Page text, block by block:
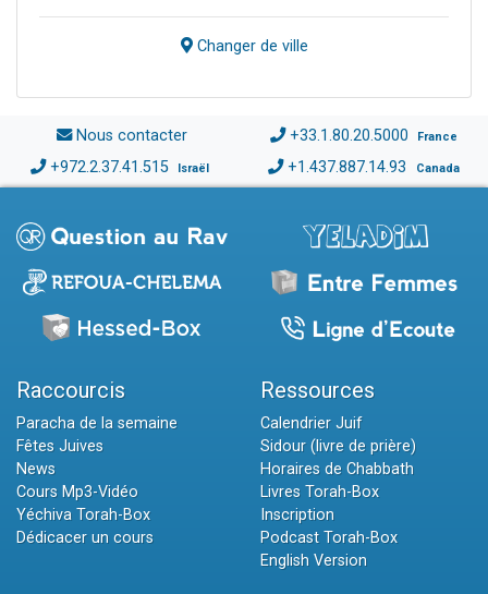
Changer de ville
Nous contacter +33.1.80.20.5000 France
+972.2.37.41.515 Israël +1.437.887.14.93 Canada
Raccourcis
Paracha de la semaine
Fêtes Juives
News
Cours Mp3-Vidéo
Yéchiva Torah-Box
Dédicacer un cours
Ressources
Calendrier Juif
Sidour (livre de prière)
Horaires de Chabbath
Livres Torah-Box
Inscription
Podcast Torah-Box
English Version